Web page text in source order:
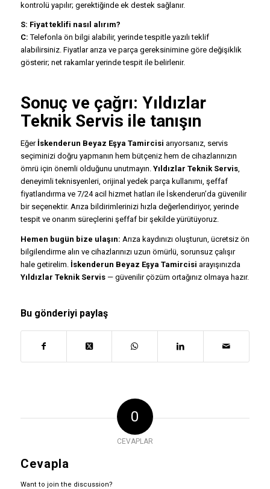
kontrolü yapılır; gerektiğinde ek destek sağlanır.
S: Fiyat teklifi nasıl alırım?
C: Telefonla ön bilgi alabilir, yerinde tespitle yazılı teklif
alabilirsiniz. Fiyatlar arıza ve parça gereksinimine göre değişiklik
gösterir; net rakamlar yerinde tespit ile belirlenir.
Sonuç ve çağrı: Yıldızlar
Teknik Servis ile tanışın
Eğer İskenderun Beyaz Eşya Tamircisi arıyorsanız, servis
seçiminizi doğru yapmanın hem bütçeniz hem de cihazlarınızın
ömrü için önemli olduğunu unutmayın. Yıldızlar Teknik Servis,
deneyimli teknisyenleri, orijinal yedek parça kullanımı, şeffaf
fiyatlandırma ve 7/24 acil hizmet hatları ile İskenderun’da güvenilir
bir seçenektir. Arıza bildirimlerinizi hızla değerlendiriyor, yerinde
tespit ve onarım süreçlerini şeffaf bir şekilde yürütüyoruz.
Hemen bugün bize ulaşın: Arıza kaydınızı oluşturun, ücretsiz ön
bilgilendirme alın ve cihazlarınızı uzun ömürlü, sorunsuz çalışır
hale getirelim. İskenderun Beyaz Eşya Tamircisi arayışınızda
Yıldızlar Teknik Servis— güvenilir çözüm ortağınız olmaya hazır.
Bu gönderiyi paylaş
0
CEVAPLAR
Cevapla
Want to join the discussion?